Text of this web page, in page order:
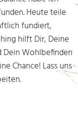
Heute teile
fundiert,
hilft Dir, Deine
Dein Wohlbefinden
Chance! Lass uns